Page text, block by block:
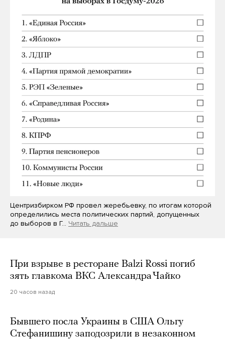
Центризбирком РФ провел жеребьевку, по итогам которой
определились места политических партий, допущенных
до выборов в Г… Читать дальше
При взрыве в ресторане Balzi Rossi погиб
зять главкома ВКС Александра Чайко
20 часов назад
Бывшего посла Украины в США Ольгу
Стефанишину заподозрили в незаконном